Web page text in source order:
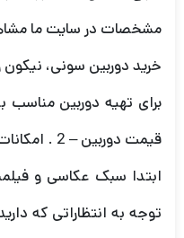
مشخصات در سایت ما
خرید دوربین سونی، نیکون
قیمت دوربین – 2 . امکانات دوربین
ابتدا سبک عکاسی و
توجه به انتظاراتی که